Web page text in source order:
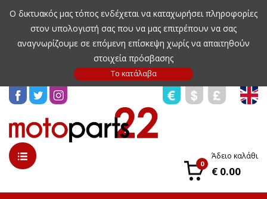
Ο δικτυακός μας τόπος ενδέχεται να καταχωρήσει πληροφορίες
στον υπολογιστή σας που να μας επιτρέπουν να σας
αναγνωρίζουμε σε επόμενη επίσκεψη χωρίς να απαιτηθούν
στοιχεία πρόσβασης
0
Άδειο καλάθι
€ 0.00